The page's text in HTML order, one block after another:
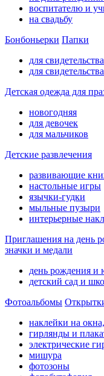
воспитателю и
на свадьбу
Бонбоньерки Папки
для
для
Детская одежда для
новогодняя
для девочек
для мальчиков
Детские развлечения
развивающие
настольные игры
язычки-гудки
мыльные пузыри
интерьерные
Приглашения на день
значки и медали
день рождения и
детский сад и
Фотоальбомы
наклейки на
гирлянды и
электрические
мишура
фотозоны